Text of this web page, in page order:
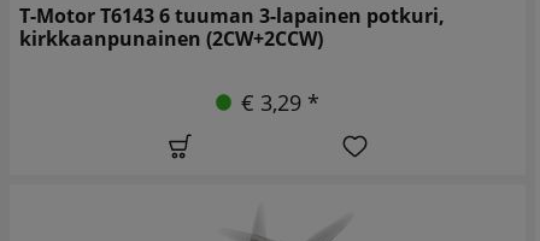
T-Motor T6143 6 tuuman 3-lapainen potkuri,
kirkkaanpunainen (2CW+2CCW)
€ 3,29 *